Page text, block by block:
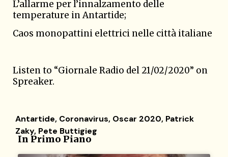
L’allarme per l’innalzamento delle
temperature in Antartide;
Caos monopattini elettrici nelle città italiane
Listen to “Giornale Radio del 21/02/2020” on
Spreaker.
Antartide, Coronavirus, Oscar 2020, Patrick
Zaky, Pete Buttigieg
In Primo Piano